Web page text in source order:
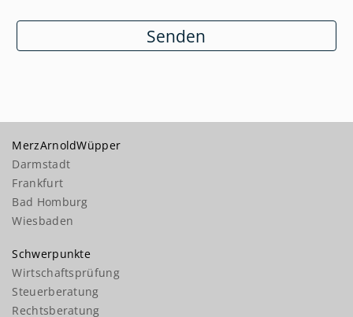
Senden
MerzArnoldWüpper
Darmstadt
Frankfurt
Bad Homburg
Wiesbaden
Schwerpunkte
Wirtschaftsprüfung
Steuerberatung
Rechtsberatung